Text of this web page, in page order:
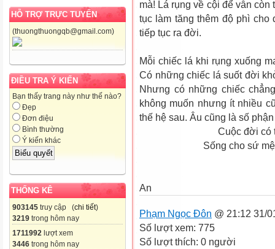
HỖ TRỢ TRỰC TUYẾN
(thuongthuongqb@gmail.com)
ĐIỀU TRA Ý KIẾN
Bạn thấy trang này như thế nào?
Đẹp
Đơn điệu
Bình thường
Ý kiến khác
THỐNG KÊ
903145 truy cập (chi tiết)
3219 trong hôm nay
1711992 lượt xem
3446 trong hôm nay
mà! Lá rụng về cội để vẫn
tục làm tăng thêm độ phì
tiếp tục ra đời.
Mỗi chiếc lá khi rụng xuống
Có những chiếc lá suốt đời
Nhưng có những chiếc
không muốn nhưng ít nhiều
thế hệ sau. Âu cũng là số
Cuộc đời có tử
Sống cho sứ mệnh
An
Phạm Ngọc Đôn @ 21:12 31/
Số lượt xem: 775
Số lượt thích: 0 người